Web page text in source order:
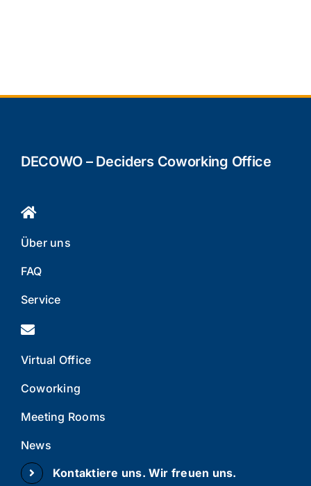
DECOWO – Deciders Coworking Office
Über uns
FAQ
Service
Virtual Office
Coworking
Meeting Rooms
News
Kontaktiere uns. Wir freuen uns.